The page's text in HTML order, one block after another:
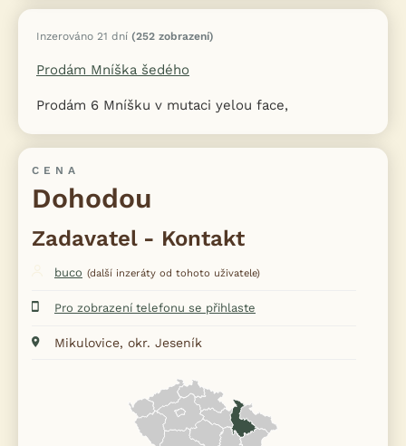
Inzerováno 21 dní (252 zobrazení)
Prodám Mníška šedého
Prodám 6 Mníšku v mutaci yelou face,
CENA
Dohodou
Zadavatel - Kontakt
buco (další inzeráty od tohoto uživatele)
Pro zobrazení telefonu se přihlaste
Mikulovice, okr. Jeseník